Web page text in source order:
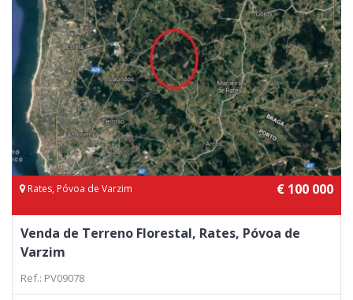
Rates, Póvoa de Varzim € 100 000
Venda de Terreno Florestal, Rates, Póvoa de
Varzim
Ref.: PV09078